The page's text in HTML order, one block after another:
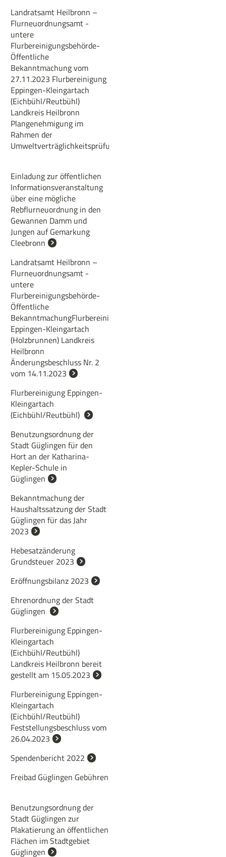
Landratsamt Heilbronn –
Flurneuordnungsamt -
untere
Flurbereinigungsbehörde-
Öffentliche
Bekanntmachung vom
27.11.2023 Flurbereinigung
Eppingen-Kleingartach
(Eichbühl/Reutbühl)
Landkreis Heilbronn
Plangenehmigung im
Rahmen der
Umweltverträglichkeitsprüfung
Einladung zur öffentlichen
Informationsveranstaltung
über eine mögliche
Rebflurneuordnung in den
Gewannen Damm und
Jungen auf Gemarkung
Cleebronn
Landratsamt Heilbronn –
Flurneuordnungsamt -
untere
Flurbereinigungsbehörde-
Öffentliche
BekanntmachungFlurbereinigung
Eppingen-Kleingartach
(Holzbrunnen) Landkreis
Heilbronn
Änderungsbeschluss Nr. 2
vom 14.11.2023
Flurbereinigung Eppingen-
Kleingartach
(Eichbühl/Reutbühl)
Benutzungsordnung der
Stadt Güglingen für den
Hort an der Katharina-
Kepler-Schule in
Güglingen
Bekanntmachung der
Haushaltssatzung der Stadt
Güglingen für das Jahr
2023
Hebesatzänderung
Grundsteuer 2023
Eröffnungsbilanz 2023
Ehrenordnung der Stadt
Güglingen
Flurbereinigung Eppingen-
Kleingartach
(Eichbühl/Reutbühl)
Landkreis Heilbronn bereit
gestellt am 15.05.2023
Flurbereinigung Eppingen-
Kleingartach
(Eichbühl/Reutbühl)
Feststellungsbeschluss vom
26.04.2023
Spendenbericht 2022
Freibad Güglingen Gebühren
Benutzungsordnung der
Stadt Güglingen zur
Plakatierung an öffentlichen
Flächen im Stadtgebiet
Güglingen